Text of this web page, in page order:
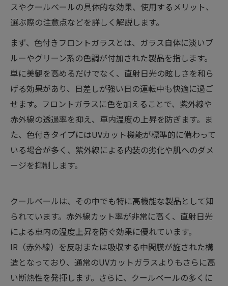
スやクールベールの具体的な効果、使用するメリット、
選ぶ際の注意点などを詳しく解説します。
まず、色付きフロントガラスとは、ガラス自体に淡いブ
ルーやグリーン系の色調が付加された製品を指します。
単に美観を高めるだけでなく、直射日光の眩しさを和ら
げる効果があり、日差しが強い日の運転中も快適に過ご
せます。フロントガラスに色を加えることで、紫外線や
赤外線の透過率を抑え、車内温度の上昇を防ぎます。ま
た、色付きタイプにはUVカット機能が標準的に備わって
いる場合が多く、紫外線による内装の劣化や肌へのダメ
ージを抑制します。
クールベールは、その中でも特に高機能な製品として知
られています。赤外線カット率が非常に高く、直射日光
による車内の温度上昇を防ぐ効果に優れています。
IR（赤外線）を反射または吸収する中間膜が施された構
造となっており、通常のUVカットガラスよりもさらに高
い断熱性を発揮します。さらに、クールベールの多くに